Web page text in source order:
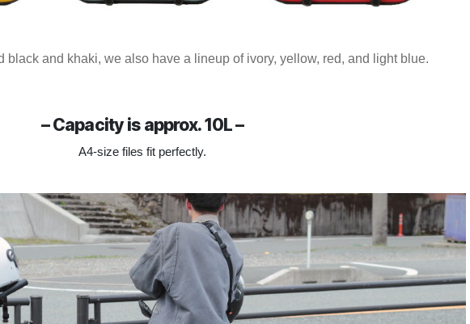
black and khaki, we also have a lineup of ivory, yellow, red, and light blue.
– Capacity is approx. 10L –
A4-size files fit perfectly.